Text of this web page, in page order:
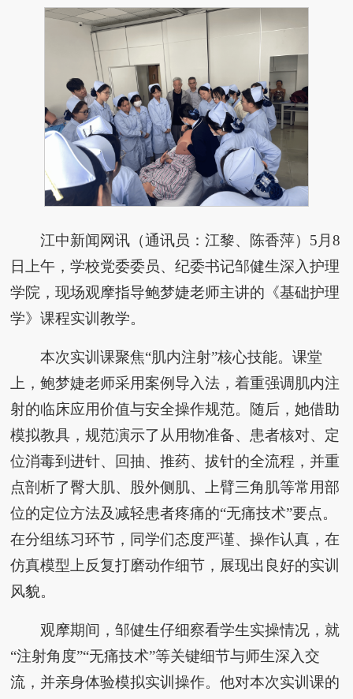
江中新闻网讯（通讯员：江黎、陈香萍）5月8
日上午，学校党委委员、纪委书记邹健生深入护理
学院，现场观摩指导鲍梦婕老师主讲的《基础护理
学》课程实训教学。
本次实训课聚焦“肌内注射”核心技能。课堂
上，鲍梦婕老师采用案例导入法，着重强调肌内注
射的临床应用价值与安全操作规范。随后，她借助
模拟教具，规范演示了从用物准备、患者核对、定
位消毒到进针、回抽、推药、拔针的全流程，并重
点剖析了臀大肌、股外侧肌、上臂三角肌等常用部
位的定位方法及减轻患者疼痛的“无痛技术”要点。
在分组练习环节，同学们态度严谨、操作认真，在
仿真模型上反复打磨动作细节，展现出良好的实训
风貌。
观摩期间，邹健生仔细察看学生实操情况，就
“注射角度”“无痛技术”等关键细节与师生深入交
流，并亲身体验模拟实训操作。他对本次实训课的